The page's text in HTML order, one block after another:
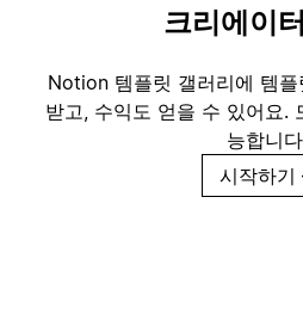
크리에이
Notion 템플릿 갤러리에 템
받고, 수익도 얻을 수 있어요.
능합니
시작하기